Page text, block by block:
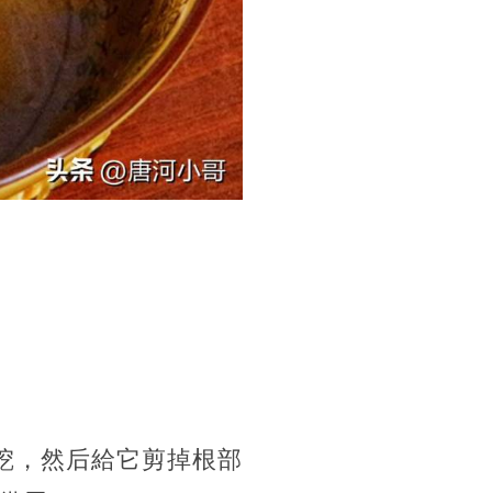
，然后給它剪掉根部